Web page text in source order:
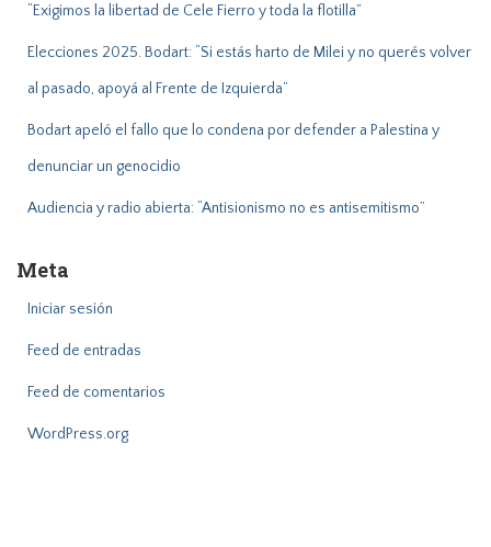
“Exigimos la libertad de Cele Fierro y toda la flotilla”
Elecciones 2025. Bodart: “Si estás harto de Milei y no querés volver
al pasado, apoyá al Frente de Izquierda”
Bodart apeló el fallo que lo condena por defender a Palestina y
denunciar un genocidio
Audiencia y radio abierta: “Antisionismo no es antisemitismo”
Meta
Iniciar sesión
Feed de entradas
Feed de comentarios
WordPress.org